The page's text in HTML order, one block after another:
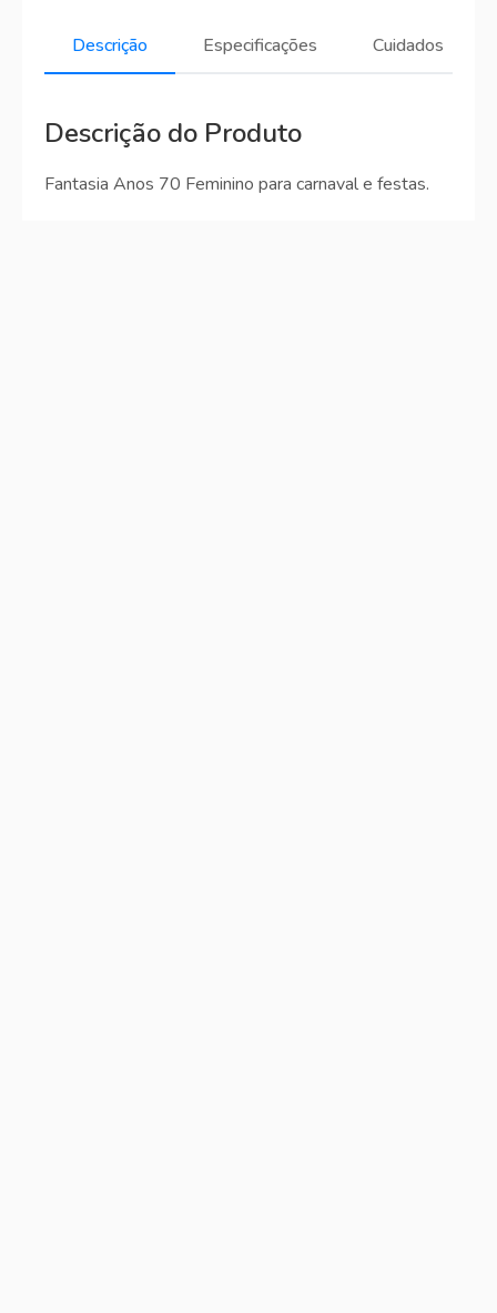
Descrição Especificações Cuidados
Descrição do Produto
Fantasia Anos 70 Feminino para carnaval e festas.